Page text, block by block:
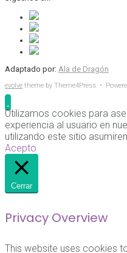
Adaptado por: Ala de Dragón
evolve theme by Theme4Press •
Utilizamos cookies para
experiencia al usuario en
utilizando este sitio
Acepto
Cerrar
Privacy Overview
This website uses cookies